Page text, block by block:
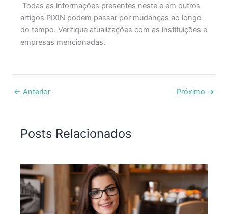
Todas as informações presentes neste e em outros
artigos PIXIN podem passar por mudanças ao longo
do tempo. Verifique atualizações com as instituições e
empresas mencionadas.
← Anterior Próximo →
Posts Relacionados